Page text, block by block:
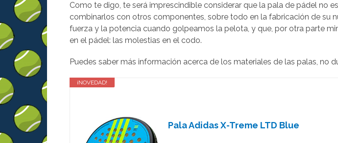
Como te digo, te será imprescindible considerar que la pala de pádel no
combinarlos con otros componentes, sobre todo en la fabricación de su
fuerza y la potencia cuando golpeamos la pelota, y que, por otra parte
en el pádel: las molestias en el codo.
Puedes saber más información acerca de los materiales de las palas, no
¡NOVEDAD!
Pala Adidas X-Treme LTD Blue